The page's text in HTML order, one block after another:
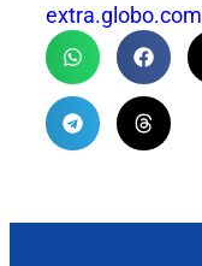
extra.globo.com